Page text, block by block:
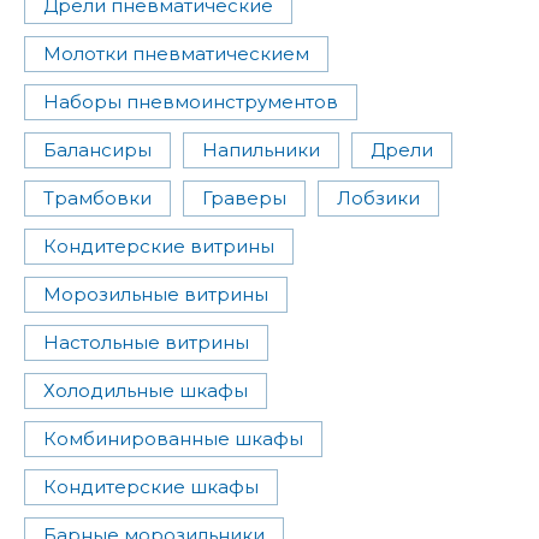
Дрели пневматические
Молотки пневматическием
Наборы пневмоинструментов
Балансиры Напильники Дрели
Трамбовки Граверы Лобзики
Кондитерские витрины
Морозильные витрины
Настольные витрины
Холодильные шкафы
Комбинированные шкафы
Кондитерские шкафы
Барные морозильники